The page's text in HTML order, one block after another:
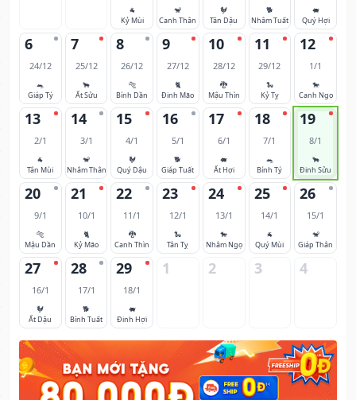
🐐
Kỷ Mùi
🐒
Canh Thân
🐓
Tân Dậu
🐕
Nhâm Tuất
🐖
Quý Hợi
6
24/12
🐀
Giáp Tý
7
25/12
🐂
Ất Sửu
8
26/12
🐅
Bính Dần
9
27/12
🐈
Đinh Mão
10
28/12
🐉
Mậu Thìn
11
29/12
🐍
Kỷ Tỵ
12
1/1
🐎
Canh Ngọ
13
2/1
🐐
Tân Mùi
14
3/1
🐒
Nhâm Thân
15
4/1
🐓
Quý Dậu
16
5/1
🐕
Giáp Tuất
17
6/1
🐖
Ất Hợi
18
7/1
🐀
Bính Tý
19
8/1
🐂
Đinh Sửu
20
9/1
🐅
Mậu Dần
21
10/1
🐈
Kỷ Mão
22
11/1
🐉
Canh Thìn
23
12/1
🐍
Tân Tỵ
24
13/1
🐎
Nhâm Ngọ
25
14/1
🐐
Quý Mùi
26
15/1
🐒
Giáp Thân
27
16/1
🐓
Ất Dậu
28
17/1
🐕
Bính Tuất
29
18/1
🐖
Đinh Hợi
1 2 3 4